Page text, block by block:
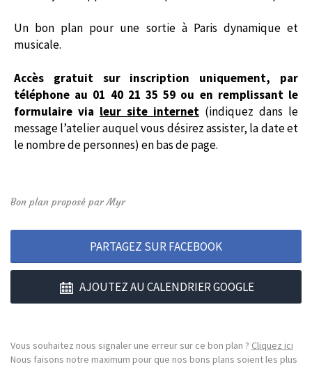
Un bon plan pour une sortie à Paris dynamique et
musicale.
Accès gratuit sur inscription uniquement, par
téléphone au 01 40 21 35 59 ou en remplissant le
formulaire via leur site internet (indiquez dans le
message l’atelier auquel vous désirez assister, la date et
le nombre de personnes) en bas de page.
Bon plan proposé par Myr
PARTAGEZ SUR FACEBOOK
AJOUTEZ AU CALENDRIER GOOGLE
Vous souhaitez nous signaler une erreur sur ce bon plan ? Cliquez ici
Nous faisons notre maximum pour que nos bons plans soient les plus